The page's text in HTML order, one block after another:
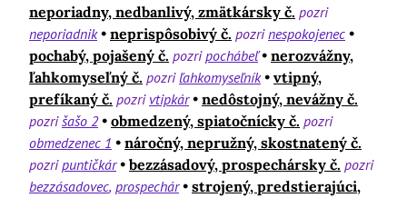
neporiadny, nedbanlivý, zmätkársky č. pozri
neporiadnik
neprispôsobivý č. pozrinespokojenec
pochabý, pojašený č. pozripochábeľ
nerozvážny,
ľahkomyseľný č. pozriľahkomyseľník
vtipný,
prefíkaný č. pozri vtipkár
nedôstojný, nevážny č.
pozrišašo 2 obmedzený, spiatočnícky č. pozri
obmedzenec 1
náročný, nepružný, skostnatený č.
pozripuntičkár bezzásadový, prospechársky č. pozri
bezzásadovec prospechár
strojený, predstierajúci,